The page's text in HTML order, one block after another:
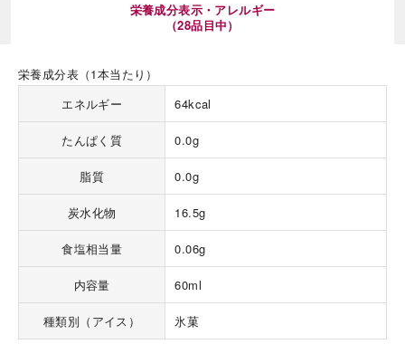
栄養成分表示・アレルギー
（28品目中）
栄養成分表（1本当たり）
エネルギー
64kcal
たんぱく質 0.0g
脂質 0.0g
炭水化物 16.5g
食塩相当量 0.06g
内容量 60ml
種類別（アイス） 氷菓
岳や末広がりを意味す
つ時」という意味を込
る、こだわりのスイー
海外 Overseas shops
Indonesia
UAE
Thailand
Vietnam